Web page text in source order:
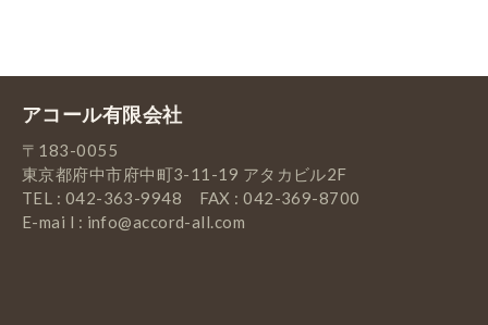
アコール有限会社
〒183-0055
東京都府中市府中町3-11-19 アタカビル2F
TEL : 042-363-9948 FAX : 042-369-8700
E-mai l : info@accord-all.com